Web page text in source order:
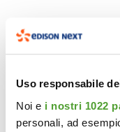
Uso responsabile
Noi e i nostri 1022
personali, ad